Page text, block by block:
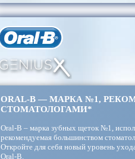
ИСКУССТВЕННЫЙ
100% ПОВЕРХНОСТИ ЗУБОВ
ТЕХНОЛОГИИ
Единственная зубная щетка, следящая
чистите, и направляющая вас туда, где
— просто соедините щетку с
ORAL-B — МАРКА №1,
СТОМАТОЛОГАМИ*
Oral-B – марка зубных щеток №1,
рекомендуемая большинством
Откройте для себя новый уровень
Oral-B.